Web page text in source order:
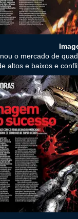
o mercado de
altos e baixos e